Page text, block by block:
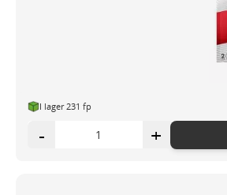
I lager 231 fp
- +